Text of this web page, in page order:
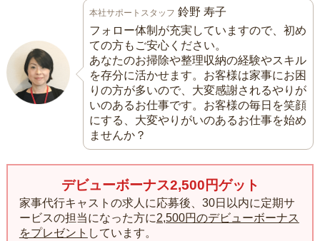
本社サポートスタッフ 鈴野 寿子
フォロー体制が充実していますので、初め
ての方もご安心ください。
あなたのお掃除や整理収納の経験やスキル
を存分に活かせます。お客様は家事にお困
りの方が多いので、大変感謝されるやりが
いのあるお仕事です。お客様の毎日を笑顔
にする、大変やりがいのあるお仕事を始め
ませんか？
デビューボーナス2,500円ゲット
家事代行キャストの求人に応募後、30日以内に定期サ
ービスの担当になった方に2,500円のデビューボーナス
をプレゼント しています。